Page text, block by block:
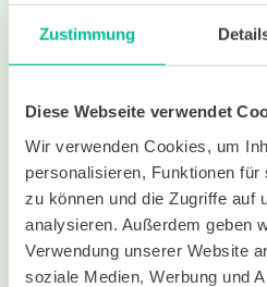
Zustimmung
Diese Webseite verwendet
Wir verwenden Cookies, um
personalisieren, Funktionen
zu können und die Zugriffe auf
analysieren. Außerdem geben
Verwendung unserer Website
soziale Medien, Werbung und
Teste einfach kostenlos und
Jetzt